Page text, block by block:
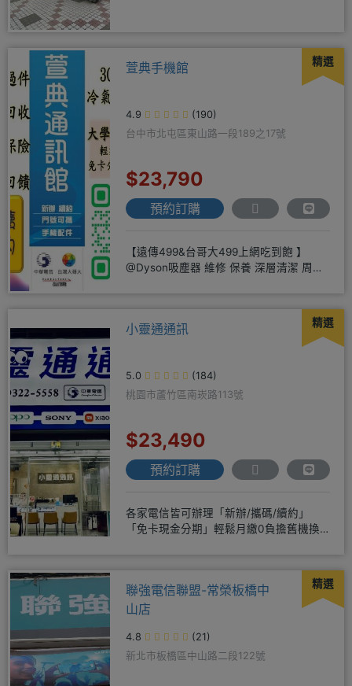
精選
萱典手機館
4.9
(190)
台中市北屯區東山路一段189之17號
$23,790
預約訂購
【遠傳499&台哥大499上網吃到飽 】
@Dyson吸塵器 維修 保養 深層清潔 周邊
精選
小靈通通訊
5.0
(184)
桃園市蘆竹區南崁路113號
$23,490
預約訂購
各家電信皆可辦理「新辦/攜碼/續約」
「免卡現金分期」輕鬆月繳0負擔舊機換
精選
聯強電信聯盟-常榮板橋中
山店
4.8
(21)
新北市板橋區中山路二段122號